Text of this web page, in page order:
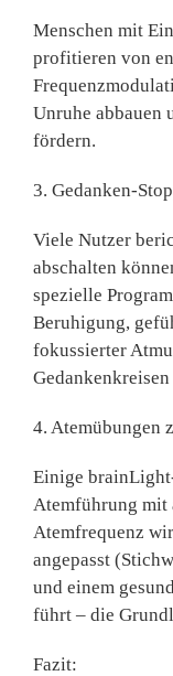
Menschen mit
profitieren von
Unruhe abbauen
fördern.
3. Gedanken-
Viele Nutzer
abschalten
spezielle
Beruhigung,
fokussierter
4. Atemübungen
Einige
Atemführung mit
Atemfrequenz
angepasst
und einem
führt – die
Fazit: